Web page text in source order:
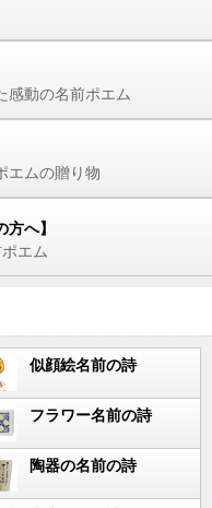
感動の名前ポエム
エムの贈り物
へ】
エム
似顔絵名前の詩
フラワー名前の詩
陶器の名前の詩